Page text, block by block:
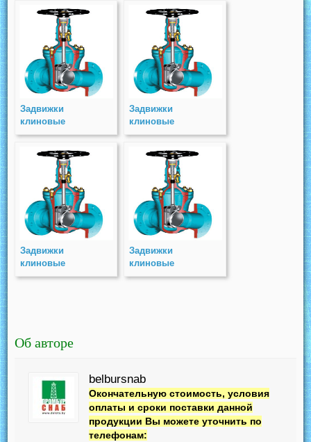
выдвижным
шпинделем под
электропривод(СКЗП)
PN 16
Задвижки
клиновые
двухдисковые
выдвижным
шпинделем (СКЗ)
Задвижки
клиновые
двухдисковые
выдвижным
шпинделем
(СКЗC) PN 63
Задвижки
клиновые
двухдисковые
Задвижки
клиновые
двухдисковые
Об авторе
belbursnab
Окончательную стоимость, условия
оплаты и сроки поставки данной
продукции Вы можете уточнить по
телефонам: